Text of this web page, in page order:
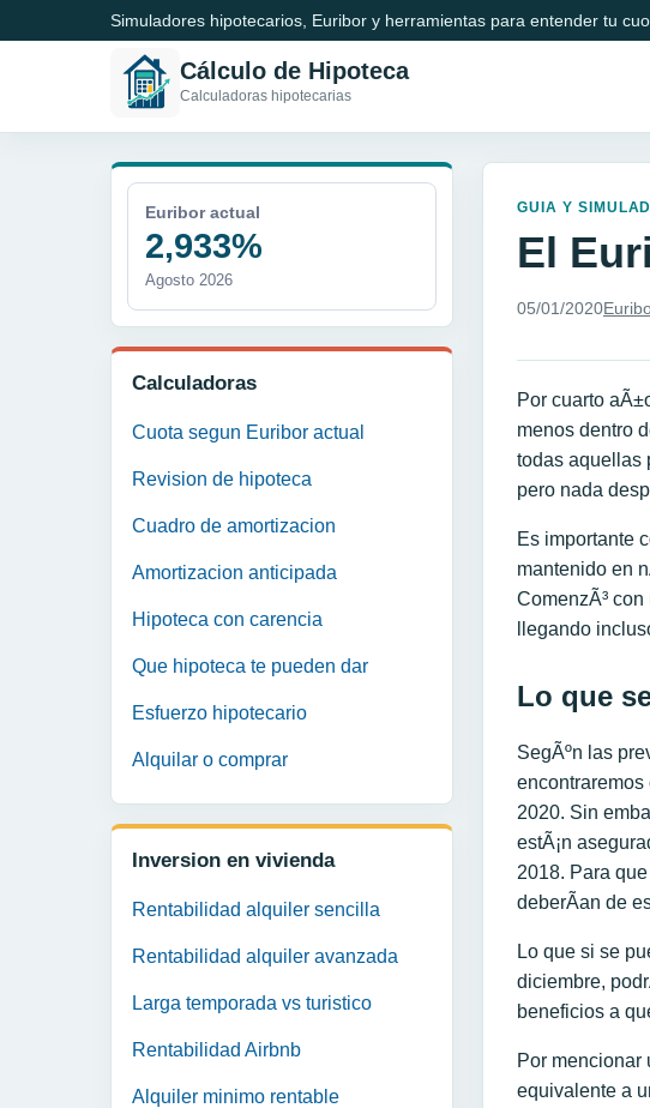
Simuladores hipotecarios, Euribor y herramientas para entender tu
Cálculo de Hipoteca
Calculadoras hipotecarias
Euribor actual
2,933%
Agosto 2026
Calculadoras
Cuota segun Euribor actual
Revision de hipoteca
Cuadro de amortizacion
Amortizacion anticipada
Hipoteca con carencia
Que hipoteca te pueden dar
Esfuerzo hipotecario
Alquilar o comprar
Inversion en vivienda
Rentabilidad alquiler sencilla
Rentabilidad alquiler avanzada
Larga temporada vs turistico
Rentabilidad Airbnb
Alquiler minimo rentable
GUIA Y
El
05/01/2020
Por cuarto
menos dentro
todas aquellas
pero nada
Es importante
mantenido en
ComenzÃ³
llegando
Lo que
SegÃºn las
encontraremos
2020. Sin
estÃ¡n
2018. Para
deberÃ­an de
Lo que si se
diciembre,
beneficios a
Por mencionar
equivalente a